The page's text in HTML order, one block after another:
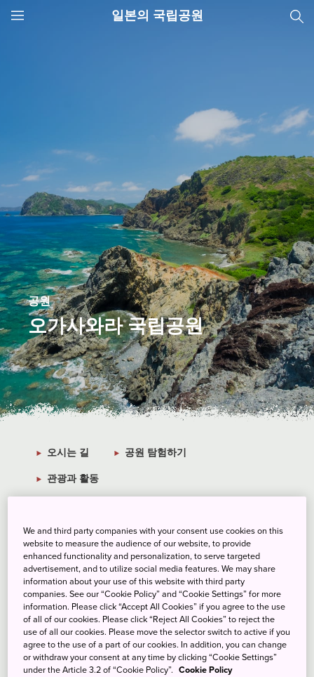
JNTO
일본의 국립공원
공원
오가사와라 국립공원
오시는 길 공원 탐험하기
관광과 활동
간토 6,629㏊ (약 66.3㎢)
설립 연도
1972년 10월 16일
소요 시간
도쿄에서 오시는 경우: 24
시간
We and third party companies with your consent use cookies on this
website to measure the audience of our website, to provide
enhanced functionality and personalization, to serve targeted
advertisement, and to utilize social media features. We may share
information about your use of this website with third party
companies. See our “Cookie Policy” and “Cookie Settings” for more
information. Please click “Accept All Cookies” if you agree to the use
of all of our cookies. Please click “Reject All Cookies” to reject the
use of all our cookies. Please move the selector switch to active if you
agree to the use of a part of our cookies. In addition, you can change
or withdraw your consent at any time by clicking “Cookie Settings”
under the Article 3.2 of “Cookie Policy”. Cookie Policy